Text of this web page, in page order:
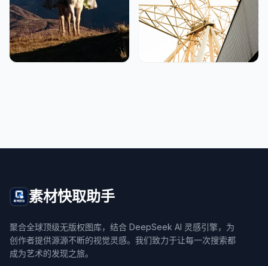
素材快取助手
聚合全球顶级无版权图库，结合 DeepSeek AI 灵感引擎，为
创作者提供源源不断的视觉灵感。我们致力于让每一次搜索都
成为艺术的发现之旅。